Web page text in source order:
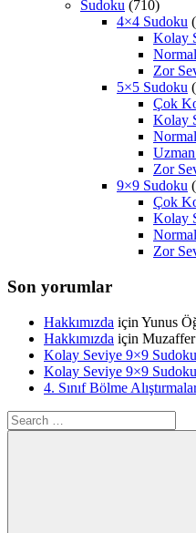
Sudoku (710)
4×4 Sudoku
Kolay
Zor
5×5 Sudoku
Çok
Kolay
Zor
9×9 Sudoku
Çok
Kolay
Zor
Son yorumlar
Hakkımızda için Yunus
Hakkımızda için
Kolay Seviye 9×9
Kolay Seviye 9×9
4. Sınıf Bölme
Search
for: